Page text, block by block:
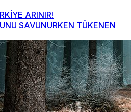
ARINIR!
SAVUNURKEN TÜKENEN